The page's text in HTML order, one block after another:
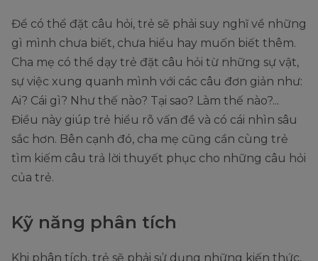
Để có thể đặt câu hỏi, trẻ sẽ phải suy nghĩ về những
gì mình chưa biết, chưa hiểu hay muốn biết thêm.
Cha mẹ có thể dạy trẻ đặt câu hỏi từ những sự vật,
sự việc xung quanh mình với các câu đơn giản như:
Ai? Cái gì? Như thế nào? Tại sao? Làm thế nào?...
Điều này giúp trẻ hiểu rõ vấn đề và có cái nhìn sâu
sắc hơn. Bên cạnh đó, cha mẹ cũng cần cùng trẻ
tìm kiếm câu trả lời thuyết phục cho những câu hỏi
của trẻ.
Kỹ năng phân tích
Khi phân tích, trẻ sẽ phải sử dụng những kiến thức,